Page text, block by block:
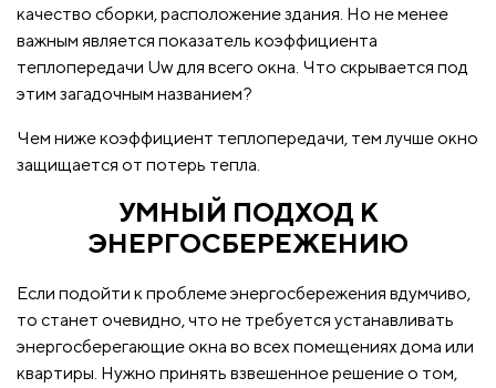
качество сборки, расположение здания. Но не менее
важным является показатель коэффициента
теплопередачи Uw для всего окна. Что скрывается под
этим загадочным названием?
Чем ниже коэффициент теплопередачи, тем лучше окно
защищается от потерь тепла.
УМНЫЙ ПОДХОД К
ЭНЕРГОСБЕРЕЖЕНИЮ
Если подойти к проблеме энергосбережения вдумчиво,
то станет очевидно, что не требуется устанавливать
энергосберегающие окна во всех помещениях дома или
квартиры. Нужно принять взвешенное решение о том,